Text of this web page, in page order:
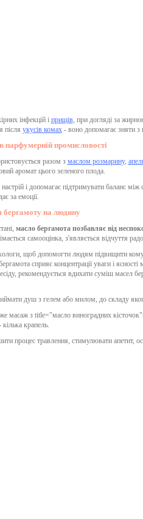
інфекцій і прищів, при догляді за
після укусів комах- воно допомагає зняти з
парфумерній промисловості
разом з маслом розмарину,
аромат цього зеленого плода.
і допомагає підтримувати баланс
за емоції.
бергамоту на людину
масло бергамота позбавляє від
самооцінка, з'являється відчуття
щоб допомогти людям підвищити
сприяє концентрації уваги і
рекомендується вдихати суміш масел
душ з гелем або милом, до складу
масаж з title="масло виноградних
кілька крапель.
процес травлення, стимулювати апетит,